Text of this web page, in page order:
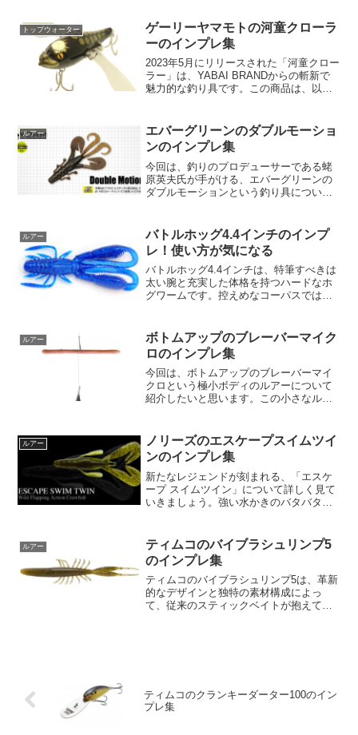
トップウォーター
ゲーリーヤマモトの河童クローラ
ーのインプレ集
2023年5月にリリースされた「河童クロー
ラー」は、YABAI BRANDからの斬新で
魅力的な釣り具です。この商品は、以前
ます。全長約90mm、重量約23gのこのク
ロー...
ルアー
エバーグリーンのダブルモーショ
ンのインプレ集
今回は、釣りのプロデューサーである蛯
原英夫氏が手がける、エバーグリーンの
ダブルモーションという釣り具について
霞でのフリップ＆ピッチに最適なクロー
です。では、その特徴につ...
ルアー
バトルホッグ4.4インチのインプ
レ！使い方が気になる
バトルホッグ4.4インチは、特筆すべきは
太い腕と充実した体格を持つハードなホ
グワームです。控えめなコーパスでは作
出す重厚な体勢は、モンスターを旺盛に
食いつかせる。これら...
ルアー
ボトムアップのブレーバーマイク
ロのインプレ集
今回は、ボトムアップのブレーバーマイ
クロという極小ボディのルアーについて
紹介したいと思います。この小さなルア
では、早速特徴を見ていきましょう！フ
ォール中もシャッドテール...
ルアー
ノリーズのエスケープスイムツイ
ンのインプレ集
新たなレジェンドが刻まれる、「エスケ
ープ スイムツイン」について詳しく見て
いきましょう。強い水かきのバタバタフ
ンのツインアームには独自のサイドウォ
ール形状アームマウント...
ルアー
ティムコのバイブラシュリンプ5
のインプレ集
ティムコのバイブラシュリンプ5は、革新
的なデザインと独特の素材構成によっ
て、従来のスティックベイトが抱えてい
ティムコのクランキーダーター100のイン
プレ集